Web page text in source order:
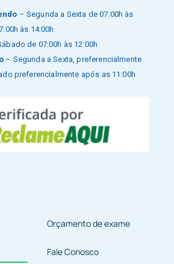
– Segunda a Sexta de 07:00h às
às 14:00h
de 07:00h às 12:00h
– Segunda a Sexta, preferencialmente
preferencialmente após as 11:00h
Orçamento de exame
Fale Conosco